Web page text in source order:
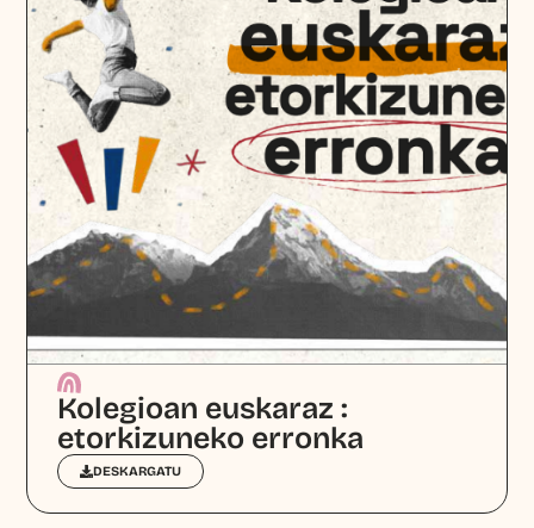
Kolegioan euskaraz :
etorkizuneko erronka
DESKARGATU